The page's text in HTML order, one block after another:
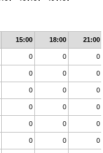
15:00 18:00 21:00
0 0 0
0 0 0
0 0 0
0 0 0
0 0 0
0 0 0